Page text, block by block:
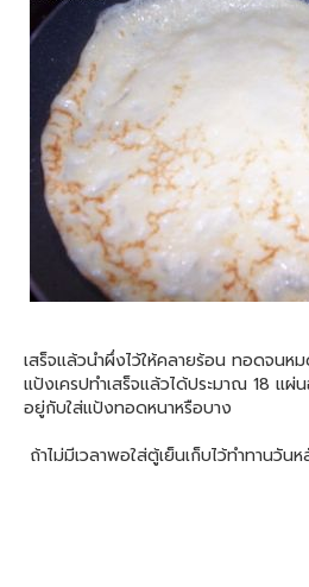
เสร็จแล้วนำผึ่งไว้ให้คลายร้อน ทอดจนห
แป้งเครปทำเสร็จแล้วได้ประมาณ 18 แผ่
อยู่กับใส่แป้งทอดหนาหรือบาง
ถ้าไม่มีเวลาพอใส่ตู้เย็นเก็บไว้ทำทานวัน